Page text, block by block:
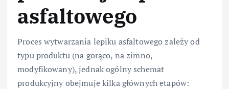
asfaltowego
Proces wytwarzania lepiku asfaltowego zależy od
typu produktu (na gorąco, na zimno,
modyfikowany), jednak ogólny schemat
produkcyjny obejmuje kilka głównych etapów: